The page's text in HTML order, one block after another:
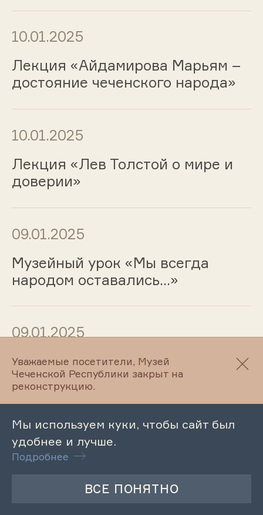
10.01.2025
Лекция «Айдамирова Марьям –
достояние чеченского народа»
10.01.2025
Лекция «Лев Толстой о мире и
доверии»
09.01.2025
Музейный урок «Мы всегда
народом оставались…»
09.01.2025
Лекция «Музейный урок
«Дорога жизни – путь к земле
родной»
09.01.2025
Халида Ошаева»
Уважаемые посетители, Музей
Чеченской Республики закрыт на
реконструкцию.
Мы используем куки, чтобы сайт был
удобнее и лучше.
Подробнее